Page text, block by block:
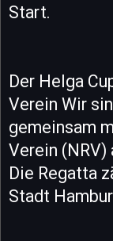
Start.
Der Helga
Verein Wir
gemeinsam
Verein
Die Regatta
Stadt